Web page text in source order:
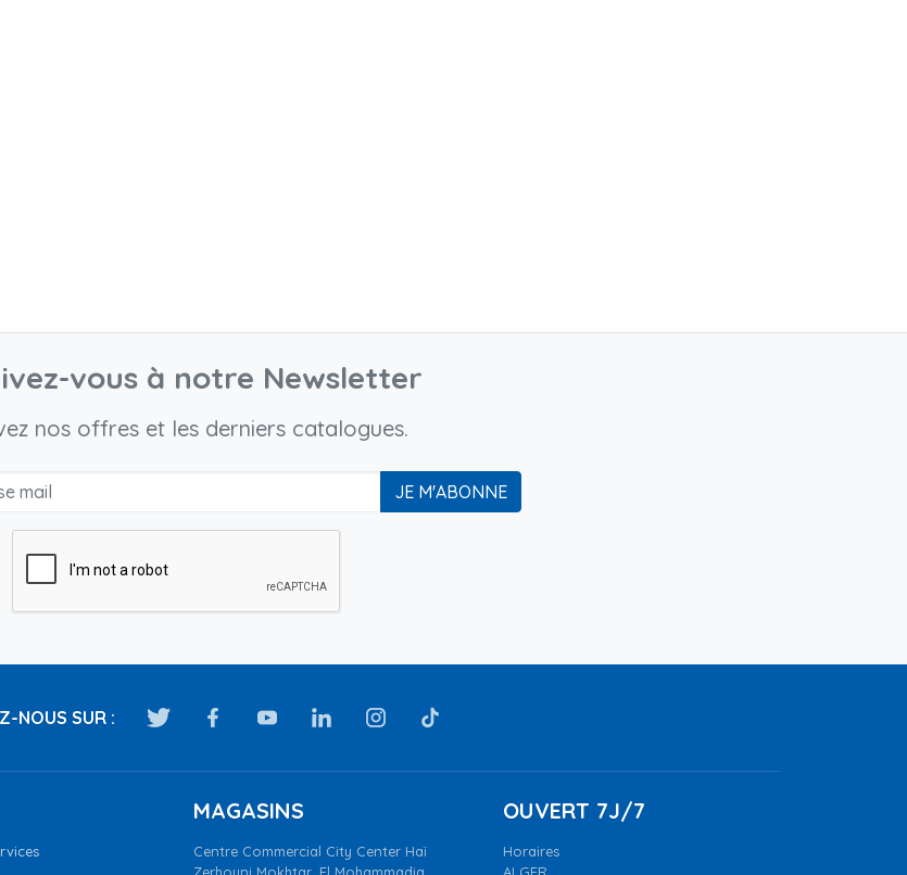
vous à notre Newsletter
nos offres et les derniers catalogues.
JE M'ABONNE
NOUS SUR :
MAGASINS
Centre Commercial City Center Haï
OUVERT 7J/7
Horaires